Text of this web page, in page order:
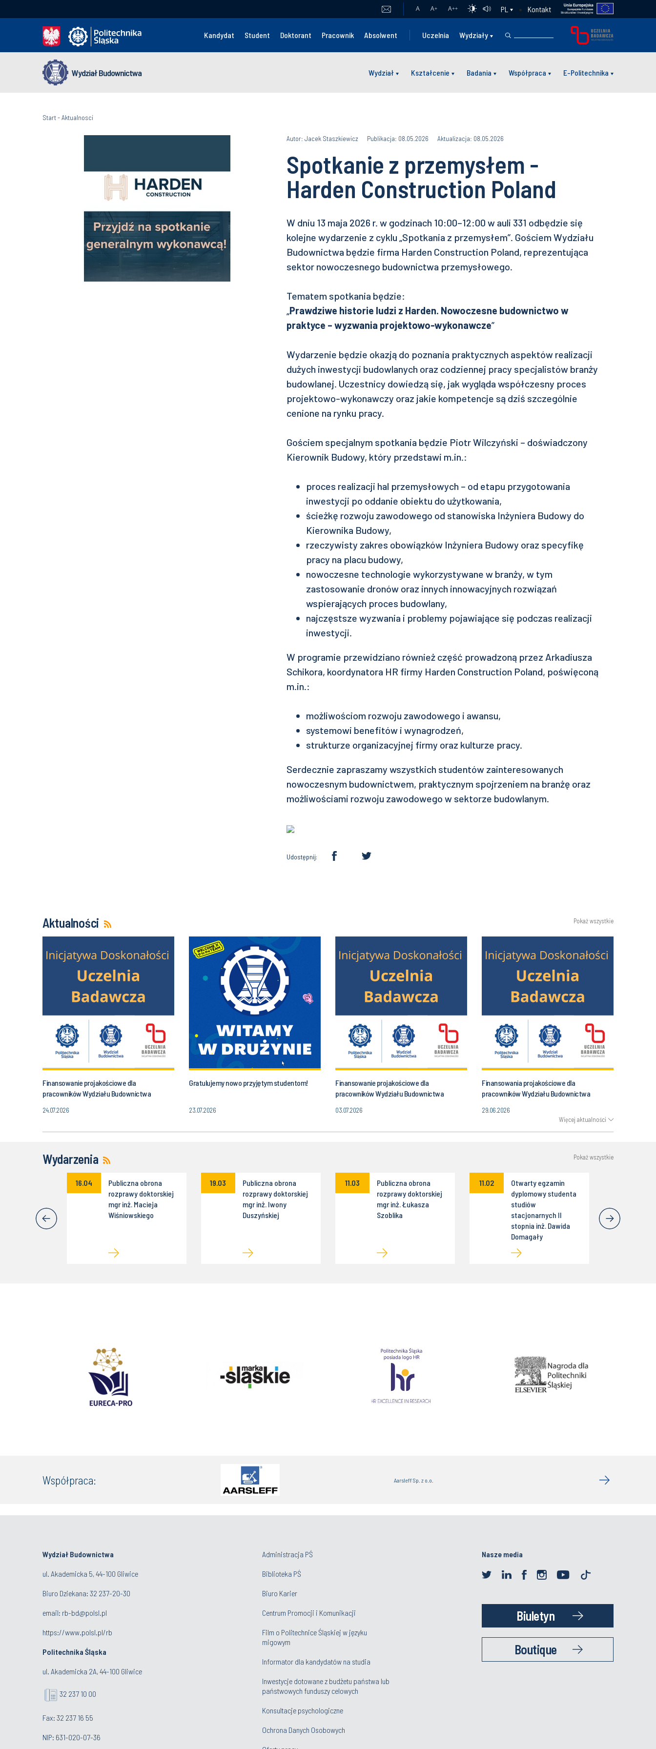
A A+ A++ PL Kontakt
Kandydat Student Doktorant Pracownik Absolwent Uczelnia Wydziały
Wydział Budownictwa Wydział Kształcenie Badania Współpraca E-Politechnika
Start-Aktualnosci
Autor: Jacek Staszkiewicz Publikacja: 08.05.2026 Aktualizacja: 08.05.2026
Spotkanie z przemysłem -
Harden Construction Poland
W dniu 13 maja 2026 r. w godzinach 10:00–12:00 w auli 331 odbędzie się
kolejne wydarzenie z cyklu „Spotkania z przemysłem”. Gościem Wydziału
Budownictwa będzie firma Harden Construction Poland, reprezentująca
sektor nowoczesnego budownictwa przemysłowego.
Tematem spotkania będzie:
„Prawdziwe historie ludzi z Harden. Nowoczesne budownictwo w
praktyce – wyzwania projektowo-wykonawcze”
Wydarzenie będzie okazją do poznania praktycznych aspektów realizacji
dużych inwestycji budowlanych oraz codziennej pracy specjalistów branży
budowlanej. Uczestnicy dowiedzą się, jak wygląda współczesny proces
projektowo-wykonawczy oraz jakie kompetencje są dziś szczególnie
cenione na rynku pracy.
Gościem specjalnym spotkania będzie Piotr Wilczyński – doświadczony
Kierownik Budowy, który przedstawi m.in.:
proces realizacji hal przemysłowych – od etapu przygotowania
inwestycji po oddanie obiektu do użytkowania,
ścieżkę rozwoju zawodowego od stanowiska Inżyniera Budowy do
Kierownika Budowy,
rzeczywisty zakres obowiązków Inżyniera Budowy oraz specyfikę
pracy na placu budowy,
nowoczesne technologie wykorzystywane w branży, w tym
zastosowanie dronów oraz innych innowacyjnych rozwiązań
wspierających proces budowlany,
najczęstsze wyzwania i problemy pojawiające się podczas realizacji
inwestycji.
W programie przewidziano również część prowadzoną przez Arkadiusza
Schikora, koordynatora HR firmy Harden Construction Poland, poświęconą
m.in.:
możliwościom rozwoju zawodowego i awansu,
systemowi benefitów i wynagrodzeń,
strukturze organizacyjnej firmy oraz kulturze pracy.
Serdecznie zapraszamy wszystkich studentów zainteresowanych
nowoczesnym budownictwem, praktycznym spojrzeniem na branżę oraz
możliwościami rozwoju zawodowego w sektorze budowlanym.
Udostępnij:
Aktualności Pokaż wszystkie
Finansowanie projakościowe dla
pracowników Wydziału Budownictwa
24.07.2026
Gratulujemy nowo przyjętym studentom!
23.07.2026
Finansowanie projakościowe dla
pracowników Wydziału Budownictwa
03.07.2026
Finansowania projakościowe dla
pracowników Wydziału Budownictwa
29.06.2026
Więcej aktualności
Wydarzenia Pokaż wszystkie
16.04
Publiczna obrona
rozprawy doktorskiej
mgr inż. Macieja
Wiśniowskiego
19.03
Publiczna obrona
rozprawy doktorskiej
mgr inż. Iwony
Duszyńskiej
11.03
Publiczna obrona
rozprawy doktorskiej
mgr inż. Łukasza
Szoblika
11.02
Otwarty egzamin
dyplomowy studenta
studiów
stacjonarnych II
stopnia inż. Dawida
Domagały
Współpraca: Aarsleff Sp. z o.o.
Wydział Budownictwa
ul. Akademicka 5, 44-100 Gliwice
Biuro Dziekana: 32 237-20-30
email: rb-bd@polsl.pl
https://www.polsl.pl/rb
Politechnika Śląska
ul. Akademicka 2A, 44-100 Gliwice
32 237 10 00
Fax: 32 237 16 55
NIP: 631-020-07-36
Administracja PŚ
Biblioteka PŚ
Biuro Karier
Centrum Promocji i Komunikacji
Film o Politechnice Śląskiej w języku
migowym
Informator dla kandydatów na studia
Inwestycje dotowane z budżetu państwa lub
państwowych funduszy celowych
Konsultacje psychologiczne
Ochrona Danych Osobowych
Nasze media
Biuletyn
Boutique